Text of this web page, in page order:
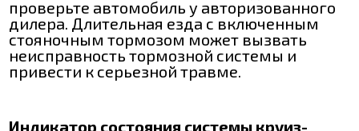
проверьте автомобиль у авторизованного
дилера. Длительная езда с включенным
стояночным тормозом может вызвать
неисправность тормозной системы и
привести к серьезной травме.
Индикатор состояния системы круиз-